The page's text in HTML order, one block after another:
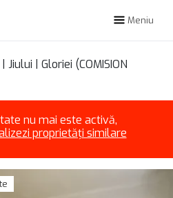
Meniu
| Gloriei (COMISION
nu mai este activă,
proprietăți similare